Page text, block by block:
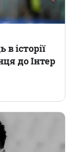
історії
до Інтер